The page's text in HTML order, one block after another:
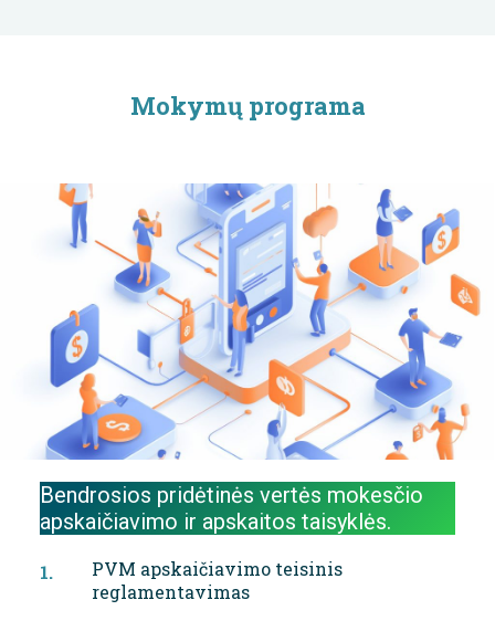
Mokymų programa
Bendrosios pridėtinės vertės mokesčio
apskaičiavimo ir apskaitos taisyklės.
PVM apskaičiavimo teisinis
reglamentavimas